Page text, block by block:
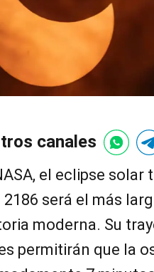
canales
el eclipse solar
será el más
moderna. Su
permitirán que la